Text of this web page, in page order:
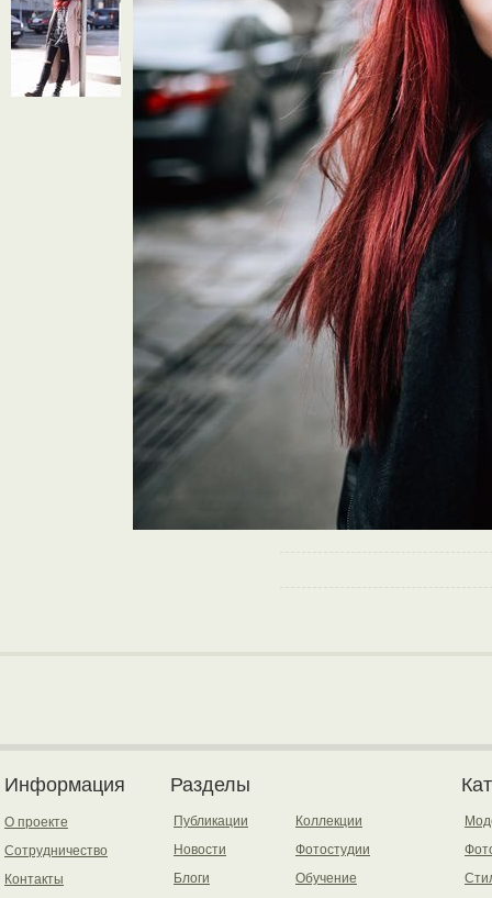
Информация
О проекте
Сотрудничество
Контакты
Разделы
Публикации
Новости
Блоги
Коллекции
Фотостудии
Обучение